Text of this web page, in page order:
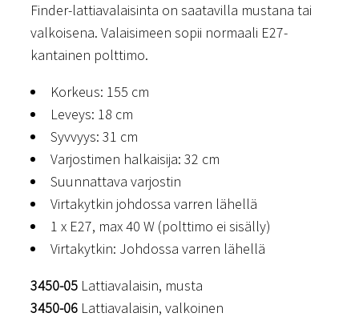
Finder-lattiavalaisinta on saatavilla mustana tai
valkoisena. Valaisimeen sopii normaali E27-
kantainen polttimo.
Korkeus: 155 cm
Leveys: 18 cm
Syvvyys: 31 cm
Varjostimen halkaisija: 32 cm
Suunnattava varjostin
Virtakytkin johdossa varren lähellä
1 x E27, max 40 W (polttimo ei sisälly)
Virtakytkin: Johdossa varren lähellä
3450-05 Lattiavalaisin, musta
3450-06 Lattiavalaisin, valkoinen